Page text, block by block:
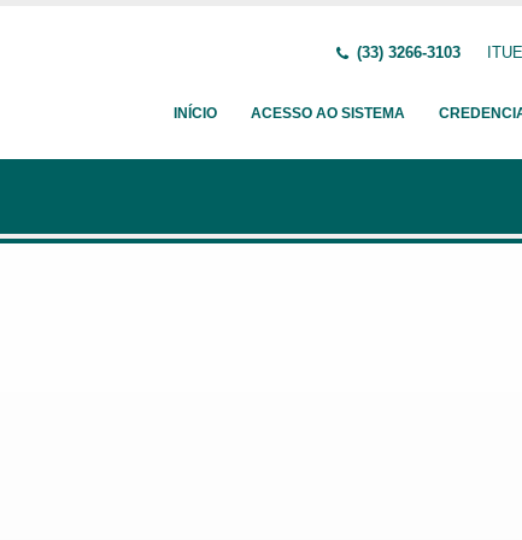
(33) 3266-3103
INÍCIO ACESSO AO SISTEMA